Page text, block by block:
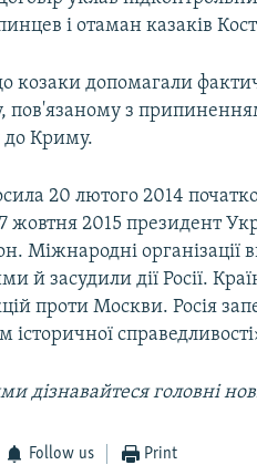
і отаман казаків
козаки допомагали
пов'язаному з
до Криму.
20 лютого 2014
жовтня 2015 президент
Міжнародні організації
й засудили дії Росії.
проти Москви. Росія
історичної
дізнавайтеся головні
Follow us Print